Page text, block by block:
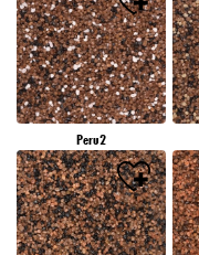
Peru2